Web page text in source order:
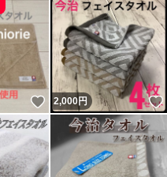
いいね！
2,000円